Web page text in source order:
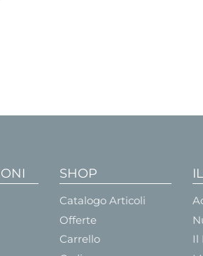
SHOP
Catalogo Articoli
Offerte
Carrello
Il